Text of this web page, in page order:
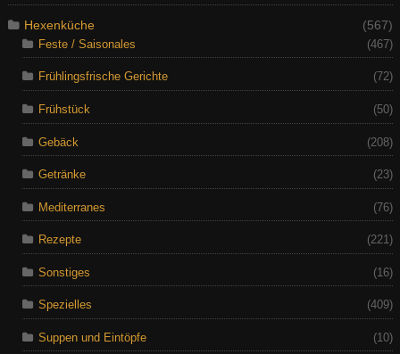
Hexenküche
(567)
Feste / Saisonales
(467)
Frühlingsfrische Gerichte (72)
Frühstück (50)
Gebäck (208)
Getränke (23)
Mediterranes (76)
Rezepte (221)
Sonstiges (16)
Spezielles (409)
Suppen und Eintöpfe (10)